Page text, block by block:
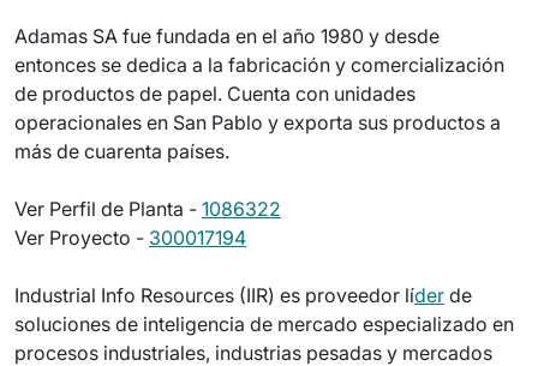
Adamas SA fue fundada en el año 1980 y desde
entonces se dedica a la fabricación y comercialización
de productos de papel. Cuenta con unidades
operacionales en San Pablo y exporta sus productos a
más de cuarenta países.
Ver Perfil de Planta - 1086322
Ver Proyecto - 300017194
Industrial Info Resources (IIR) es proveedor líder de
soluciones de inteligencia de mercado especializado en
procesos industriales, industrias pesadas y mercados